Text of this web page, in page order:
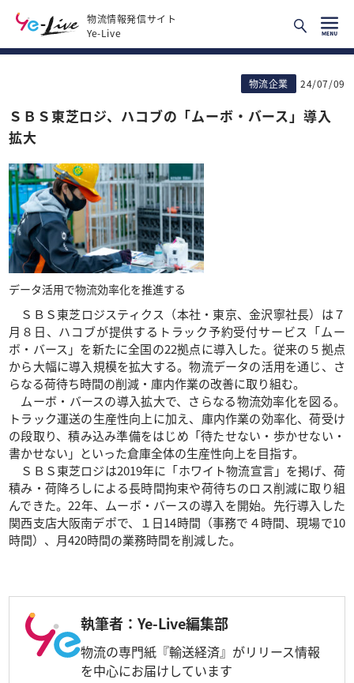
物流情報発信サイト
Ye-Live
物流企業 24/07/09
ＳＢＳ東芝ロジ、ハコブの「ムーボ・バース」導入
拡大
データ活用で物流効率化を推進する
ＳＢＳ東芝ロジスティクス（本社・東京、金沢寧社長）は７
月８日、ハコブが提供するトラック予約受付サービス「ムー
ボ・バース」を新たに全国の22拠点に導入した。従来の５拠点
から大幅に導入規模を拡大する。物流データの活用を通じ、さ
らなる荷待ち時間の削減・庫内作業の改善に取り組む。
ムーボ・バースの導入拡大で、さらなる物流効率化を図る。
トラック運送の生産性向上に加え、庫内作業の効率化、荷受け
の段取り、積み込み準備をはじめ「待たせない・歩かせない・
書かせない」といった倉庫全体の生産性向上を目指す。
ＳＢＳ東芝ロジは2019年に「ホワイト物流宣言」を掲げ、荷
積み・荷降ろしによる長時間拘束や荷待ちのロス削減に取り組
んできた。22年、ムーボ・バースの導入を開始。先行導入した
関西支店大阪南デポで、１日14時間（事務で４時間、現場で10
時間）、月420時間の業務時間を削減した。
執筆者：Ye-Live編集部
物流の専門紙『輸送経済』がリリース情報
を中心にお届けしています